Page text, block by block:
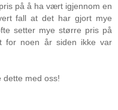
på å ha vært igjennom en
fall at det har gjort mye
setter mye større pris på
for noen år siden ikke var
dette med oss!